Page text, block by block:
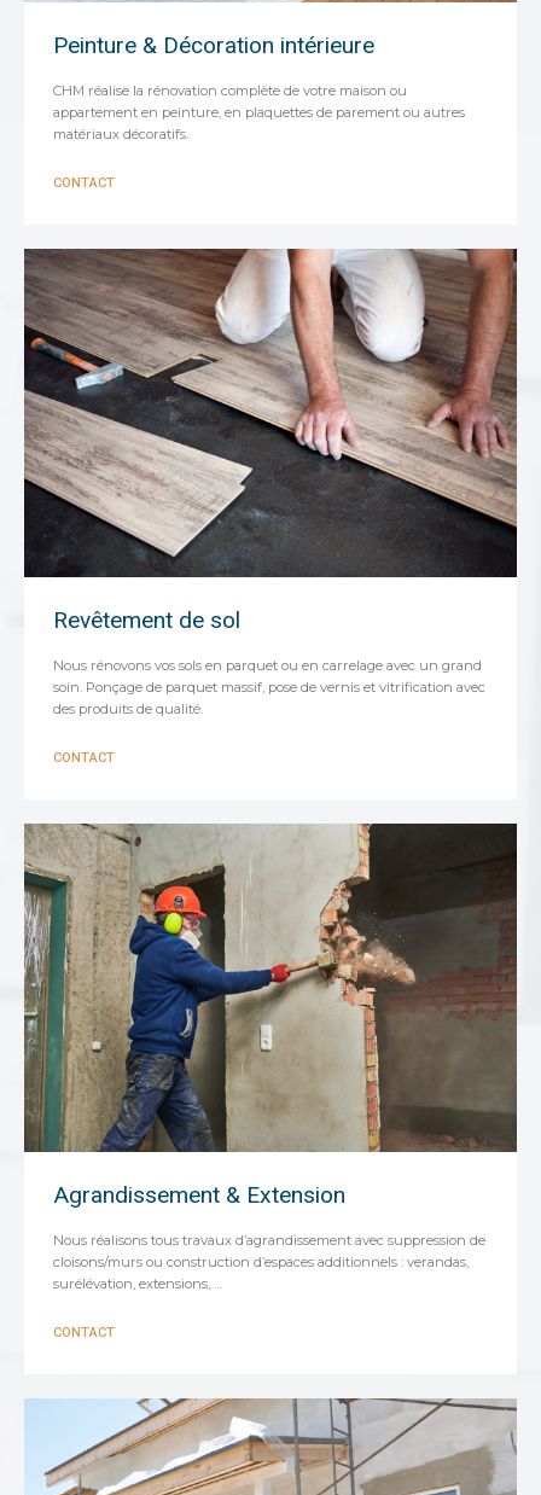
Peinture & Décoration intérieure
CHM réalise la rénovation complète de votre maison ou
appartement en peinture, en plaquettes de parement ou autres
matériaux décoratifs.
CONTACT
Revêtement de sol
Nous rénovons vos sols en parquet ou en carrelage avec un grand
soin. Ponçage de parquet massif, pose de vernis et vitrification avec
des produits de qualité.
CONTACT
Agrandissement & Extension
Nous réalisons tous travaux d’agrandissement avec suppression de
cloisons/murs ou construction d’espaces additionnels : verandas,
surélévation, extensions, …
CONTACT